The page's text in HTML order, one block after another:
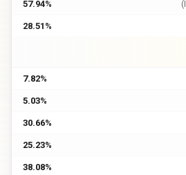
57.94%
28.51%
7.82%
5.03%
30.66%
25.23%
38.08%